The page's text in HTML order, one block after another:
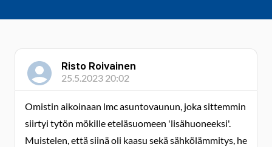
Risto Roivainen
25.5.2023 20:02
Omistin aikoinaan lmc asuntovaunun, joka sittemmin
siirtyi tytön mökille eteläsuomeen 'lisähuoneeksi'.
Muistelen, että siinä oli kaasu sekä sähkölämmitys, he